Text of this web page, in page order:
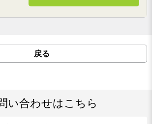
戻る
い合わせはこちら